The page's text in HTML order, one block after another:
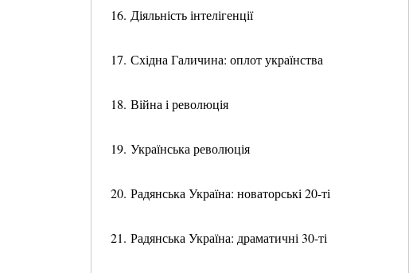
16. Діяльність інтелігенції
17. Східна Галичина: оплот українства
18. Війна і революція
19. Українська революція
20. Радянська Україна: новаторські 20-ті
21. Радянська Україна: драматичні 30-ті